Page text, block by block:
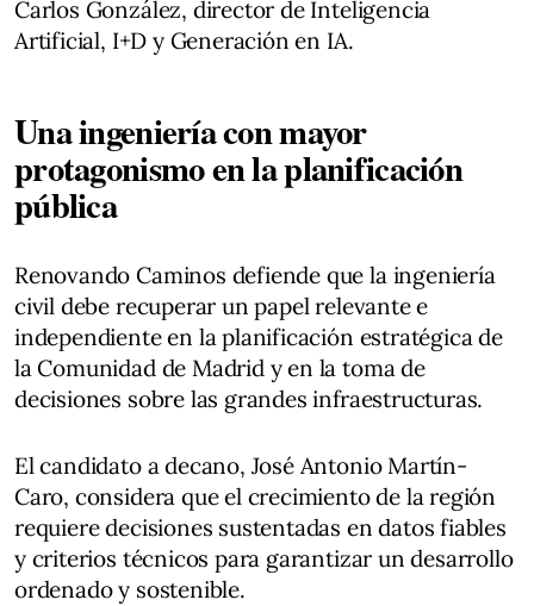
Carlos González, director de Inteligencia
Artificial, I+D y Generación en IA.
Una ingeniería con mayor
protagonismo en la planificación
pública
Renovando Caminos defiende que la ingeniería
civil debe recuperar un papel relevante e
independiente en la planificación estratégica de
la Comunidad de Madrid y en la toma de
decisiones sobre las grandes infraestructuras.
El candidato a decano, José Antonio Martín-
Caro, considera que el crecimiento de la región
requiere decisiones sustentadas en datos fiables
y criterios técnicos para garantizar un desarrollo
ordenado y sostenible.